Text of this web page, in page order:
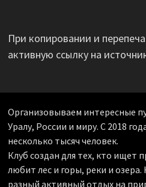
При копировании и
активную ссылку на
Организовываем интересные
Уралу, России и миру. С 2018
несколько тысяч человек.
Клуб создан для тех, кто ищет
любит лес и горы, реки и
разный активный отдых на